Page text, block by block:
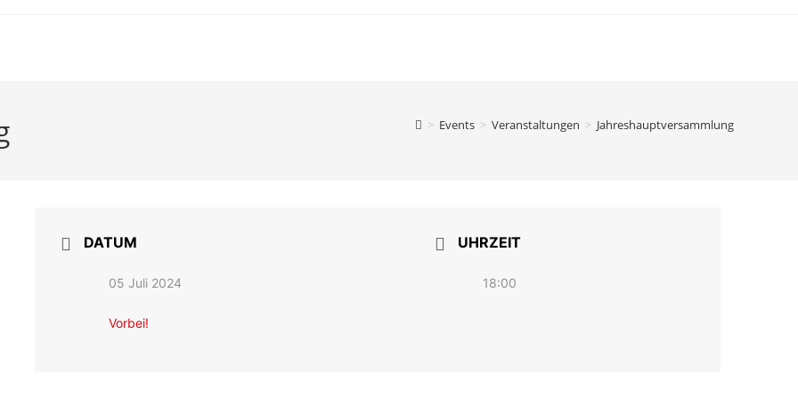
> Events > Veranstaltungen > Jahreshauptversammlung
DATUM
05 Juli 2024
Vorbei!
UHRZEIT
18:00